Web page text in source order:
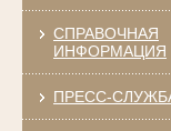
СПРАВОЧНАЯ
ИНФОРМАЦИЯ
ПРЕСС-